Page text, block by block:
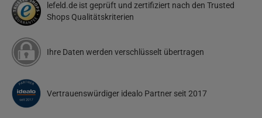
lefeld.de ist geprüft und zertifiziert nach den Trusted
Shops Qualitätskriterien
Ihre Daten werden verschlüsselt übertragen
Vertrauenswürdiger idealo Partner seit 2017